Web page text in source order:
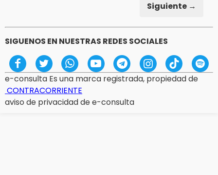
Siguiente →
SIGUENOS EN NUESTRAS REDES SOCIALES
e-consulta Es una marca registrada, propiedad de
CONTRACORRIENTE
aviso de privacidad de e-consulta